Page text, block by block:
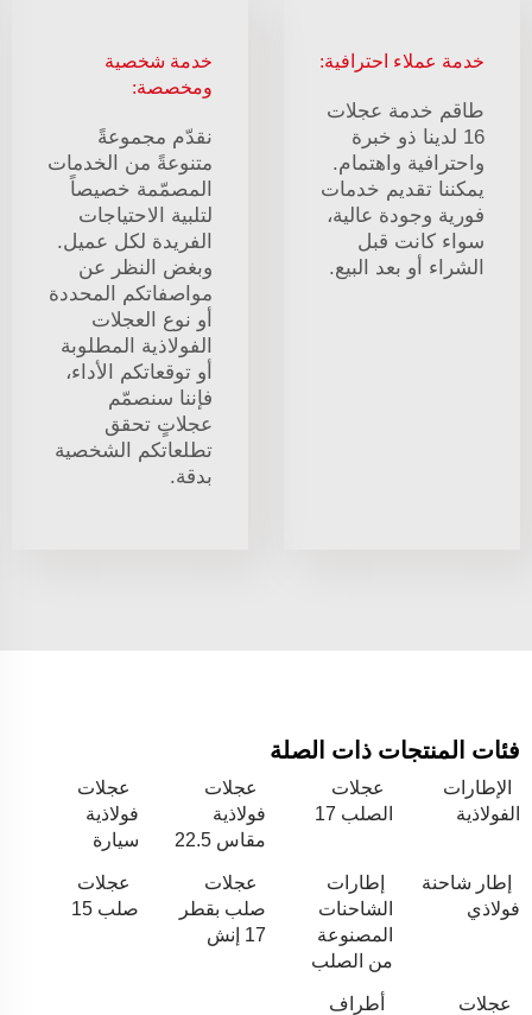
خدمة عملاء احترافية:
طاقم خدمة عجلات
16 لدينا ذو خبرة
واحترافية واهتمام.
يمكننا تقديم خدمات
فورية وجودة عالية،
سواء كانت قبل
الشراء أو بعد البيع.
خدمة شخصية
ومخصصة:
نقدّم مجموعةً
متنوعةً من الخدمات
المصمّمة خصيصاً
لتلبية الاحتياجات
الفريدة لكل عميل.
وبغض النظر عن
مواصفاتكم المحددة
أو نوع العجلات
الفولاذية المطلوبة
أو توقعاتكم الأداء،
فإننا سنصمّم
عجلاتٍ تحقق
تطلعاتكم الشخصية
بدقة.
فئات المنتجات ذات الصلة
الإطارات
الفولاذية
عجلات
الصلب 17
عجلات
فولاذية
مقاس 22.5
عجلات
فولاذية
سيارة
إطار شاحنة
فولاذي
إطارات
الشاحنات
المصنوعة
من الصلب
عجلات
صلب بقطر
17 إنش
عجلات
صلب 15
عجلات
أطراف